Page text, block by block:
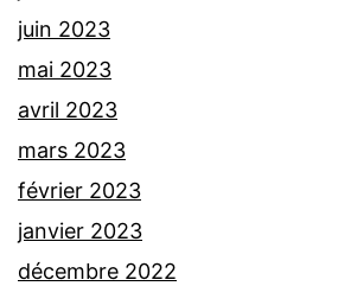
juin 2023
mai 2023
avril 2023
mars 2023
février 2023
janvier 2023
décembre 2022